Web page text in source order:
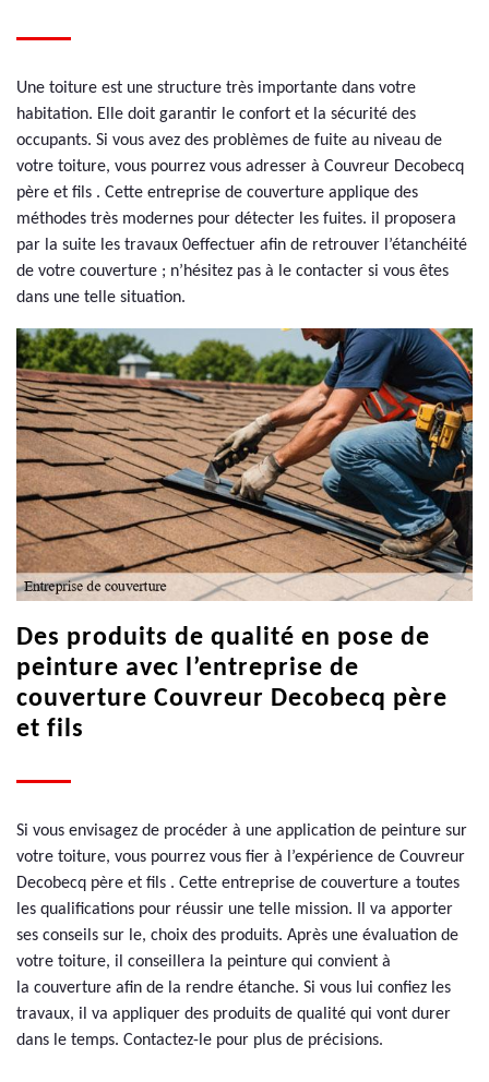
Une toiture est une structure très importante dans votre
habitation. Elle doit garantir le confort et la sécurité des
occupants. Si vous avez des problèmes de fuite au niveau de
votre toiture, vous pourrez vous adresser à Couvreur Decobecq
père et fils . Cette entreprise de couverture applique des
méthodes très modernes pour détecter les fuites. il proposera
par la suite les travaux 0effectuer afin de retrouver l’étanchéité
de votre couverture ; n’hésitez pas à le contacter si vous êtes
dans une telle situation.
Des produits de qualité en pose de
peinture avec l’entreprise de
couverture Couvreur Decobecq père
et fils
Si vous envisagez de procéder à une application de peinture sur
votre toiture, vous pourrez vous fier à l’expérience de Couvreur
Decobecq père et fils . Cette entreprise de couverture a toutes
les qualifications pour réussir une telle mission. Il va apporter
ses conseils sur le, choix des produits. Après une évaluation de
votre toiture, il conseillera la peinture qui convient à
la couverture afin de la rendre étanche. Si vous lui confiez les
travaux, il va appliquer des produits de qualité qui vont durer
dans le temps. Contactez-le pour plus de précisions.